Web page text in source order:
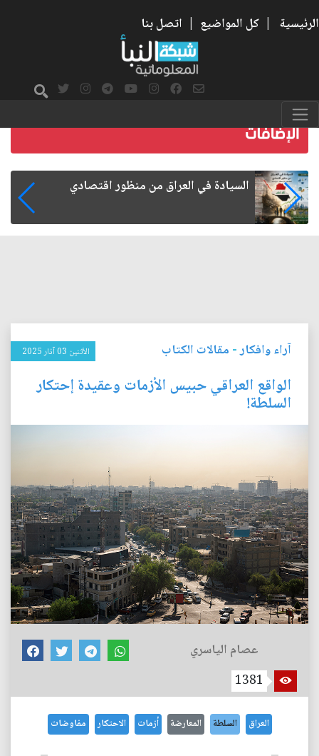
الرئيسية | كل المواضيع | اتصل بنا
ما بعد الأربعين.. كيف اتسعت الزيارة من هويتها
آراء وافكار- مقالات الكتاب الأثنين 03 آذار 2025
الواقع العراقي حبيس الأزمات وعقيدة إحتكار
السلطة!
عصام الياسري
1381
العراق السلطة المعارضة أزمات الاحتكار مفاوضات